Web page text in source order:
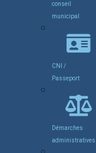
conseil
municipal
CNI /
Passeport
Démarches
administratives